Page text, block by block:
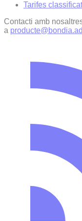
Tarifes
Contacti amb
a producte@bondia.ad